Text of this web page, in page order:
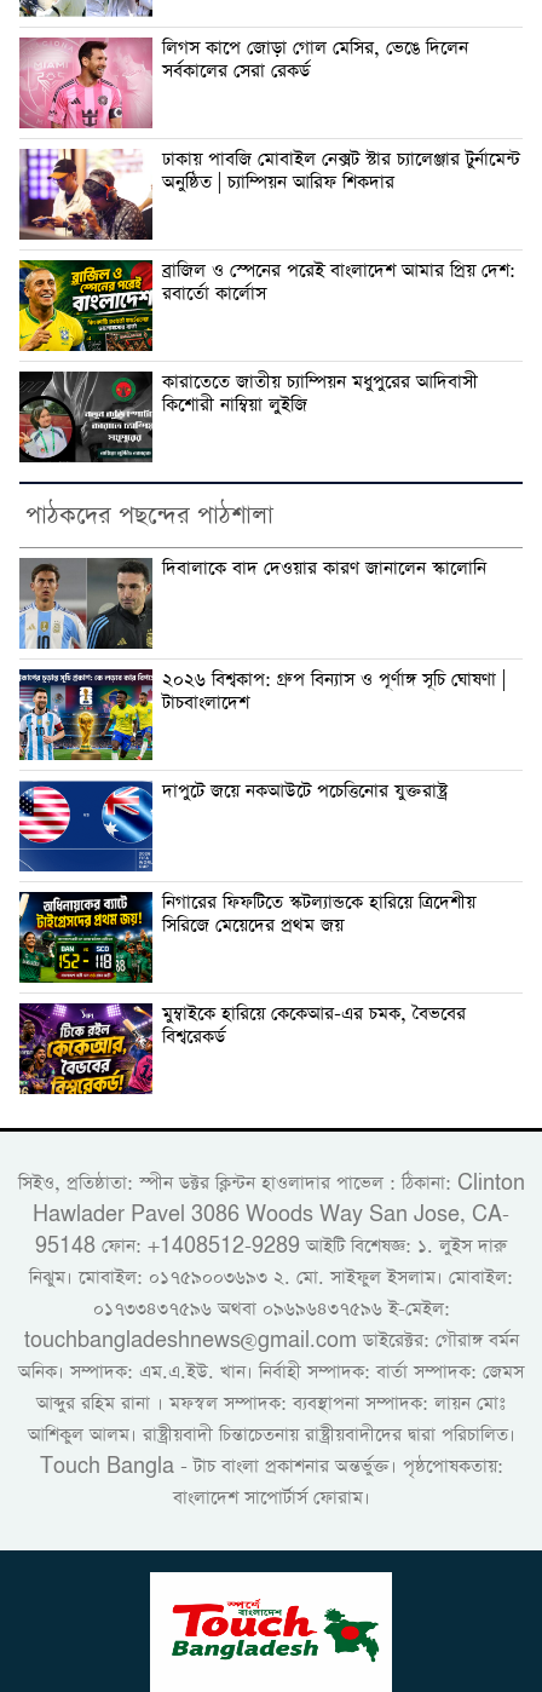
লিগস কাপে জোড়া গোল মেসির, ভেঙে দিলেন
সর্বকালের সেরা রেকর্ড
ঢাকায় পাবজি মোবাইল নেক্সট স্টার চ্যালেঞ্জার টুর্নামেন্ট
অনুষ্ঠিত | চ্যাম্পিয়ন আরিফ শিকদার
ব্রাজিল ও স্পেনের পরেই বাংলাদেশ আমার প্রিয় দেশ:
রবার্তো কার্লোস
কারাতেতে জাতীয় চ্যাম্পিয়ন মধুপুরের আদিবাসী
কিশোরী নাম্বিয়া লুইজি
পাঠকদের পছন্দের পাঠশালা
দিবালাকে বাদ দেওয়ার কারণ জানালেন স্কালোনি
২০২৬ বিশ্বকাপ: গ্রুপ বিন্যাস ও পূর্ণাঙ্গ সূচি ঘোষণা |
টাচবাংলাদেশ
দাপুটে জয়ে নকআউটে পচেত্তিনোর যুক্তরাষ্ট্র
নিগারের ফিফটিতে স্কটল্যান্ডকে হারিয়ে ত্রিদেশীয়
সিরিজে মেয়েদের প্রথম জয়
মুম্বাইকে হারিয়ে কেকেআর-এর চমক, বৈভবের
বিশ্বরেকর্ড
সিইও, প্রতিষ্ঠাতা: স্পীন ডক্টর ক্লিন্টন হাওলাদার পাভেল : ঠিকানা: Clinton
Hawlader Pavel 3086 Woods Way San Jose, CA-
95148 ফোন: +1408512-9289 আইটি বিশেষজ্ঞ: ১. লুইস দারু
নিঝুম। ‎মোবাইল: ০১৭৫৯০০৩৬৯৩ ২. মো. সাইফুল ইসলাম। মোবাইল:
০১৭৩৩৪৩৭৫৯৬ অথবা ০৯৬৯৬৪৩৭৫৯৬ ই-মেইল:
touchbangladeshnews@gmail.com ডাইরেক্টর: গৌরাঙ্গ বর্মন
অনিক। সম্পাদক: এম.এ.ইউ. খান। নির্বাহী সম্পাদক: বার্তা সম্পাদক: জেমস
আব্দুর রহিম রানা । মফস্বল সম্পাদক: ব্যবস্থাপনা সম্পাদক: লায়ন মোঃ
আশিকুল আলম। রাষ্ট্রীয়বাদী চিন্তাচেতনায় রাষ্ট্রীয়বাদীদের দ্বারা পরিচালিত।
Touch Bangla - টাচ বাংলা প্রকাশনার অন্তর্ভুক্ত। পৃষ্ঠপোষকতায়:
বাংলাদেশ সাপোর্টার্স ফোরাম।